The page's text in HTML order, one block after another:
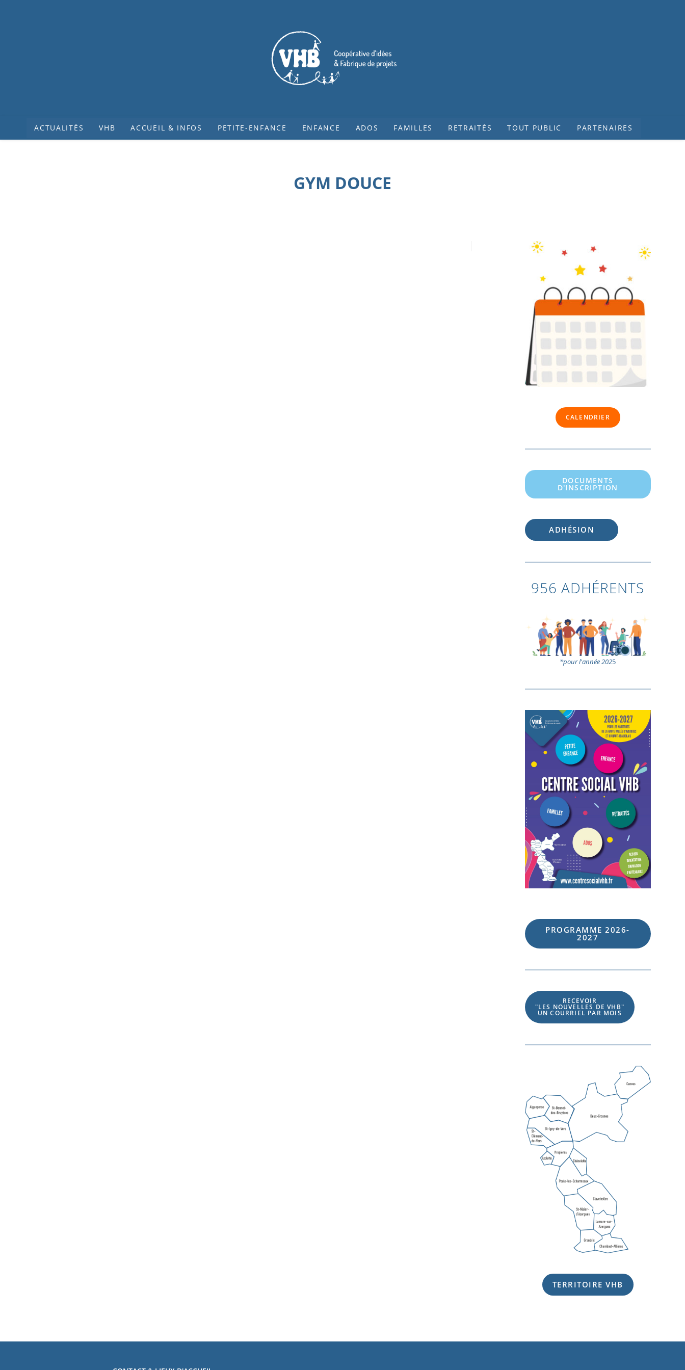
ACTUALITÉS VHB ACCUEIL & INFOS PETITE-ENFANCE ENFANCE ADOS FAMILLES RETRAITÉS TOUT PUBLIC PARTENAIRES
GYM DOUCE
CALENDRIER
DOCUMENTS
D'INSCRIPTION
ADHÉSION
956 ADHÉRENTS
*pour l'année 2025
PROGRAMME 2026-
2027
RECEVOIR
"LES NOUVELLES DE VHB"
UN COURRIEL PAR MOIS
TERRITOIRE VHB